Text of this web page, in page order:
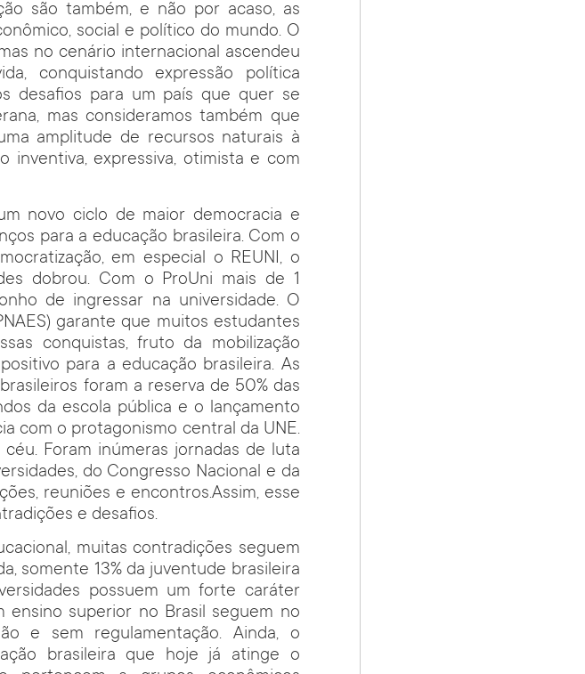
são também, e não por acaso, as
social e político do mundo. O
no cenário internacional ascendeu
conquistando expressão política
desafios para um país que quer se
mas consideramos também que
amplitude de recursos naturais à
inventiva, expressiva, otimista e com
novo ciclo de maior democracia e
para a educação brasileira. Com o
em especial o REUNI, o
dobrou. Com o ProUni mais de 1
de ingressar na universidade. O
garante que muitos estudantes
conquistas, fruto da mobilização
para a educação brasileira. As
foram a reserva de 50% das
da escola pública e o lançamento
com o protagonismo central da UNE.
Foram inúmeras jornadas de luta
do Congresso Nacional e da
reuniões e encontros.Assim, esse
e desafios.
muitas contradições seguem
somente 13% da juventude brasileira
possuem um forte caráter
ensino superior no Brasil seguem no
e sem regulamentação. Ainda, o
brasileira que hoje já atinge o